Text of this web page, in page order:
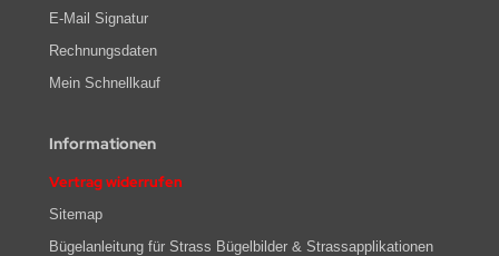
E-Mail Signatur
Rechnungsdaten
Mein Schnellkauf
Informationen
Vertrag widerrufen
Sitemap
Bügelanleitung für Strass Bügelbilder & Strassapplikationen